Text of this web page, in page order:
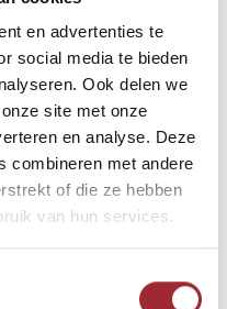
en advertenties te
social media te bieden
Ook delen we
site met onze
en analyse. Deze
combineren met andere
of die ze hebben
van hun services.
PVC planken Luton
5x229x1020 mm
€49,50 €35,00per
m
Vergelijk